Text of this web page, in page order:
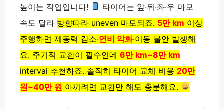
높이는 작업입니다!
타이어는 앞·뒤·좌·우 마모
속도 달라 방향따라 uneven 마모되죠. 5만 km 이상
주행하면 제동력 감소·연비 악화·이동 불안 발생해
요. 주기적 교환이 필수인데 6만 km~8만 km
interval 추천하죠. 솔직히 타이어 교체 비용 20만
원~40만 원 아끼려면 교환만 해도 충분해요.